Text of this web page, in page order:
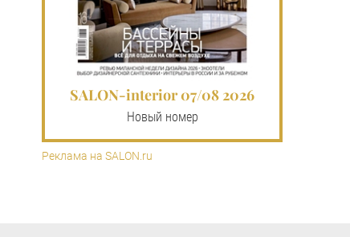
SALON-interior 07/08 2026
Новый номер
Реклама на SALON.ru